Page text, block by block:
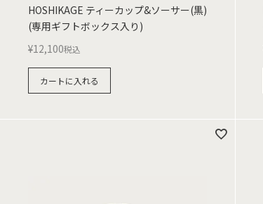
HOSHIKAGE ティーカップ&ソーサー(黒)
(専用ギフトボックス入り)
¥12,100税込
カートに入れる